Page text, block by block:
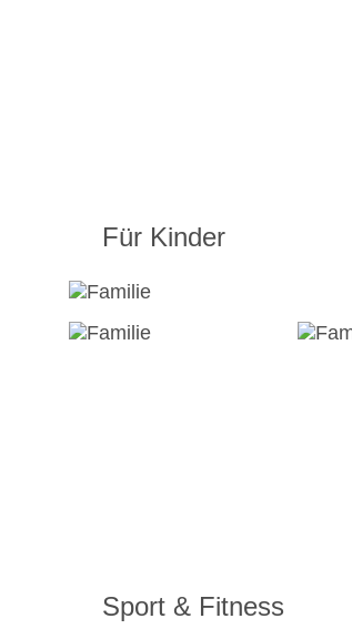
Für Kinder
Sport & Fitness